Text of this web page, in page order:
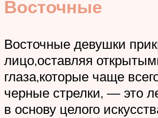
Восточные
Восточные девушки
лицо,оставляя
глаза,которые чаще
черные стрелки, — это
в основу целого